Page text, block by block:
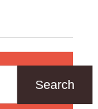
Search